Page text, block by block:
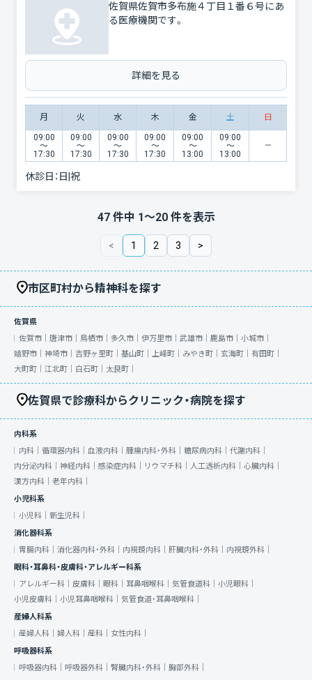
佐賀県佐賀市多布施４丁目１番６号にあ
る医療機関です。
詳細を見る
月 火 水 木 金 土 日
09:00
〜
17:30
09:00
〜
17:30
09:00
〜
17:30
09:00
〜
17:30
09:00
〜
13:00
09:00
〜
13:00
休診日： 日|祝
47件中 1〜20件を表示
< 1 2 3 >
市区町村から精神科を探す
佐賀県
佐賀市｜ 唐津市｜ 鳥栖市｜ 多久市｜ 伊万里市｜ 武雄市｜ 鹿島市｜ 小城市｜
嬉野市｜ 神埼市｜ 吉野ヶ里町｜ 基山町｜ 上峰町｜ みやき町｜ 玄海町｜ 有田町｜
大町町｜ 江北町｜ 白石町｜ 太良町｜
佐賀県で診療科からクリニック・病院を探す
内科系
内科｜ 循環器内科｜ 血液内科｜ 腫瘍内科・外科｜ 糖尿病内科｜ 代謝内科｜
内分泌内科｜ 神経内科｜ 感染症内科｜ リウマチ科｜ 人工透析内科｜ 心臓内科｜
漢方内科｜ 老年内科｜
小児科系
小児科｜ 新生児科｜
消化器科系
胃腸内科｜ 消化器内科・外科｜ 内視鏡内科｜ 肝臓内科・外科｜ 内視鏡外科｜
眼科・耳鼻科・皮膚科・アレルギー科系
アレルギー科｜ 皮膚科｜ 眼科｜ 耳鼻咽喉科｜ 気管食道科｜ 小児眼科｜
小児皮膚科｜ 小児耳鼻咽喉科｜ 気管食道・耳鼻咽喉科｜
産婦人科系
産婦人科｜ 婦人科｜ 産科｜ 女性内科｜
呼吸器科系
呼吸器内科｜ 呼吸器外科｜ 腎臓内科・外科｜ 胸部外科｜